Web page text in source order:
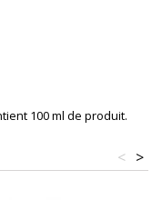
100 ml de produit.
>
<